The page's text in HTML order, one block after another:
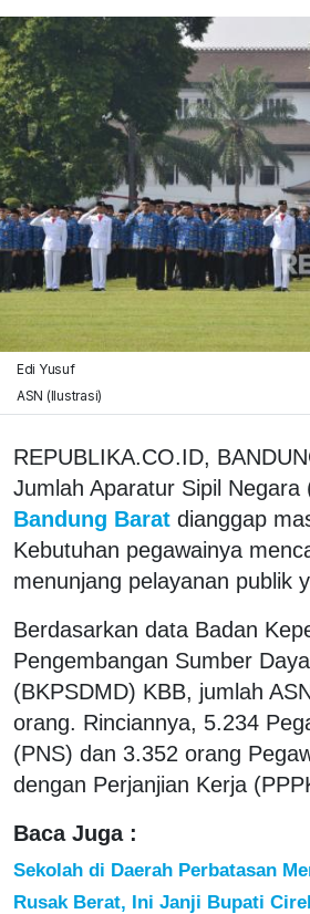
Edi Yusuf
ASN (Ilustrasi)
REPUBLIKA.CO.ID,
Jumlah Aparatur Sipil Negara
Bandung Barat dianggap
Kebutuhan pegawainya
menunjang pelayanan publik
Berdasarkan data Badan
Pengembangan Sumber
(BKPSDMD) KBB, jumlah
orang. Rinciannya, 5.234
(PNS) dan 3.352 orang
dengan Perjanjian Kerja
Baca Juga :
Sekolah di Daerah Perbatasan
Rusak Berat, Ini Janji Bupati